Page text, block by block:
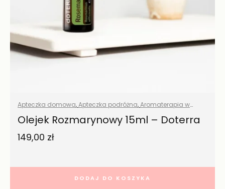
Apteczka domowa,Apteczka podróżna,Aromaterapia w
domu ,Eko porządki, Naturalna pielęgnacja
Olejki eteryczne
naturalne
Pielęgnacja włosów Pranie
Wszystkie produkty
Olejek Rozmarynowy 15ml – Doterra
149,00 zł
DODAJ DO KOSZYKA